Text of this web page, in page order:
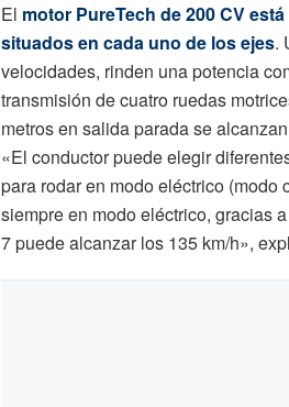
El motor PureTech de 200 CV
situados en cada uno de los ejes.
velocidades, rinden una potencia
transmisión de cuatro ruedas
metros en salida parada se
«El conductor puede elegir
para rodar en modo eléctrico (modo
siempre en modo eléctrico, gracias
7 puede alcanzar los 135 km/h»,